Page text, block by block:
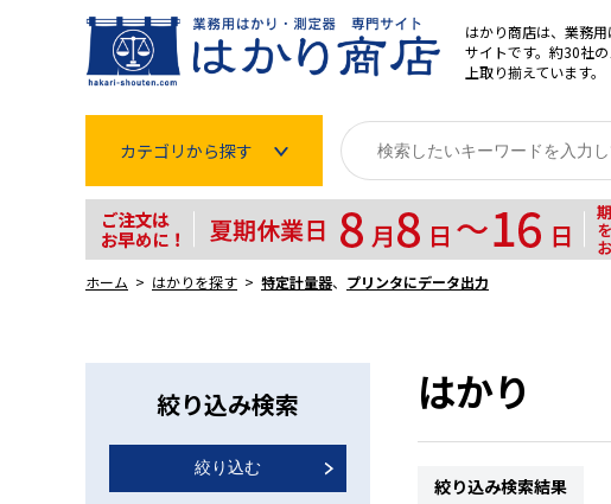
はかり商店は、業務
サイトです。約30社
上取り揃えています。
カテゴリから探す
はかり
分銅
タイマー
長さ測定器
濃度・環境測定
ホーム はかりを探す 特定計量器、 プリンタにデータ出力
絞り込み検索
絞り込む
はかり
絞り込み検索結果